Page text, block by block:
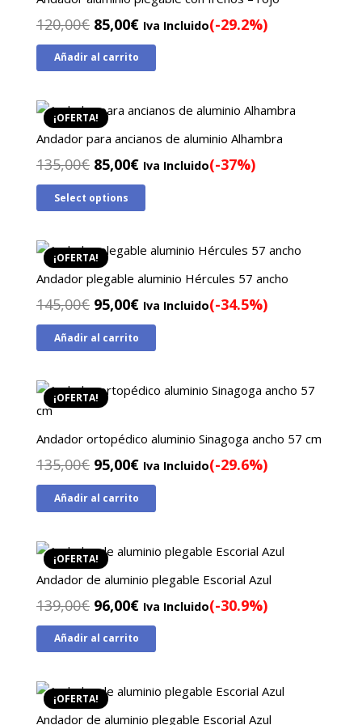
120,00€ El
precio
original
120,00€.
85,00€El
precio
85,00€.
Iva Incluido(-29.2%)
Añadir al carrito
¡OFERTA!
Andador para ancianos de aluminio Alhambra
135,00€ El
precio
original
135,00€.
85,00€El
precio
actual
85,00€.
Iva Incluido(-37%)
Select options
¡OFERTA!
Andador plegable aluminio Hércules 57 ancho
145,00€ El
precio
original
145,00€.
95,00€El
precio
actual
95,00€.
Iva Incluido(-34.5%)
Añadir al carrito
¡OFERTA!
Andador ortopédico aluminio Sinagoga ancho 57 cm
135,00€ El
precio
original
135,00€.
95,00€El
precio
95,00€.
Iva Incluido(-29.6%)
Añadir al carrito
¡OFERTA!
Andador de aluminio plegable Escorial Azul
139,00€ El
precio
original
139,00€.
96,00€El
precio
96,00€.
Iva Incluido(-30.9%)
Añadir al carrito
¡OFERTA!
Andador de aluminio plegable Escorial Azul